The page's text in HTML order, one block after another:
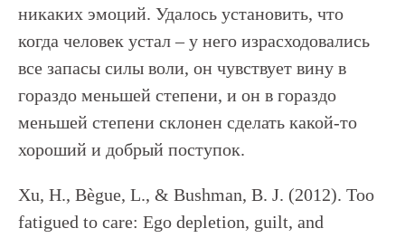
никаких эмоций. Удалось установить, что
когда человек устал – у него израсходовались
все запасы силы воли, он чувствует вину в
гораздо меньшей степени, и он в гораздо
меньшей степени склонен сделать какой-то
хороший и добрый поступок.
Xu, H., Bègue, L., & Bushman, B. J. (2012). Too
fatigued to care: Ego depletion, guilt, and